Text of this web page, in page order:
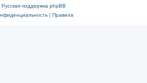
Русская поддержка phpBB
| Правила